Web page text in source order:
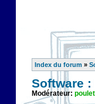
Index du forum »
Software
Modérateur: